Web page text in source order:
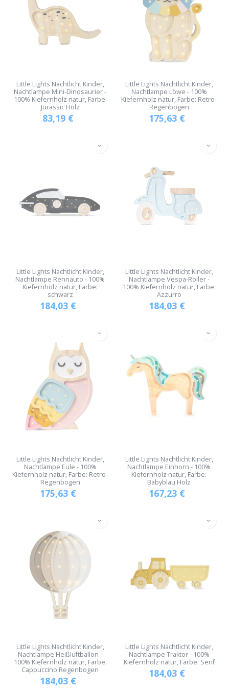
Little Lights Nachtlicht Kinder,
Nachtlampe Mini-Dinosaurier -
100% Kiefernholz natur, Farbe:
Jurassic Holz
83,19 €
Little Lights Nachtlicht Kinder,
Nachtlampe Löwe - 100%
Kiefernholz natur, Farbe: Retro-
Regenbogen
175,63 €
Little Lights Nachtlicht Kinder,
Nachtlampe Rennauto - 100%
Kiefernholz natur, Farbe:
schwarz
184,03 €
Little Lights Nachtlicht Kinder,
Nachtlampe Vespa-Roller -
100% Kiefernholz natur, Farbe:
Azzurro
184,03 €
Little Lights Nachtlicht Kinder,
Nachtlampe Eule - 100%
Kiefernholz natur, Farbe: Retro-
Regenbogen
175,63 €
Little Lights Nachtlicht Kinder,
Nachtlampe Einhorn - 100%
Kiefernholz natur, Farbe:
Babyblau Holz
167,23 €
Little Lights Nachtlicht Kinder,
Nachtlampe Heißluftballon -
100% Kiefernholz natur, Farbe:
Cappuccino Regenbogen
184,03 €
Little Lights Nachtlicht Kinder,
Nachtlampe Traktor - 100%
Kiefernholz natur, Farbe: Senf
184,03 €